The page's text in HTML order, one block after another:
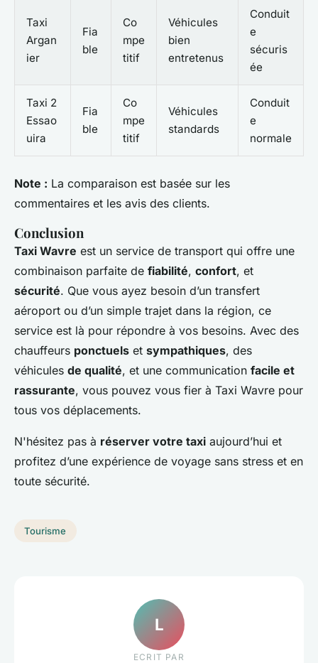
Taxi
Argan
ier
Fia
ble
Co
mpe
titif
Véhicules
bien
entretenus
Conduit
e
sécuris
ée
Taxi 2
Essao
uira
Fia
ble
Co
mpe
titif
Véhicules
standards
Conduit
e
normale
Note : La comparaison est basée sur les
commentaires et les avis des clients.
Conclusion
Taxi Wavre est un service de transport qui offre une
combinaison parfaite de fiabilité, confort, et
sécurité. Que vous ayez besoin d’un transfert
aéroport ou d’un simple trajet dans la région, ce
service est là pour répondre à vos besoins. Avec des
chauffeurs ponctuels et sympathiques, des
véhicules de qualité, et une communication facile et
rassurante, vous pouvez vous fier à Taxi Wavre pour
tous vos déplacements.
N'hésitez pas à réserver votre taxi aujourd’hui et
profitez d’une expérience de voyage sans stress et en
toute sécurité.
Tourisme
L
ECRIT PAR